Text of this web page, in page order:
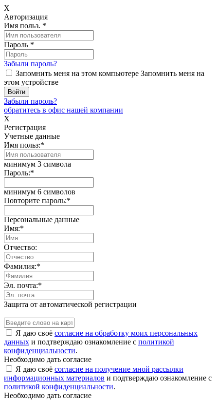
X
Авторизация
Имя польз. *
Пароль *
Забыли пароль?
Запомнить меня на этом компьютере Запомнить меня на
этом устройстве
Забыли пароль?
обратитесь в офис нашей компании
X
Регистрация
Учетные данные
Имя польз:*
минимум 3 символа
Пароль:*
минимум 6 символов
Повторите пароль:*
Персональные данные
Имя:*
Отчество:
Фамилия:*
Эл. почта:*
Защита от автоматической регистрации
Я даю своё согласие на обработку моих персональных
данных и подтверждаю ознакомление с политикой
конфиденциальности.
Необходимо дать согласие
Я даю своё согласие на получение мной рассылки
информационных материалов и подтверждаю ознакомление с
политикой конфиденциальности.
Необходимо дать согласие